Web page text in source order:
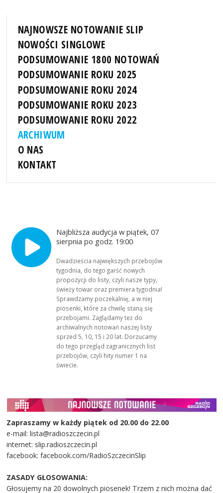
NAJNOWSZE NOTOWANIE SLIP
NOWOŚCI SINGLOWE
PODSUMOWANIE 1800 NOTOWAŃ
PODSUMOWANIE ROKU 2025
PODSUMOWANIE ROKU 2024
PODSUMOWANIE ROKU 2023
PODSUMOWANIE ROKU 2022
ARCHIWUM
O NAS
KONTAKT
Najbliższa audycja w piątek, 07
sierpnia po godz. 19:00
Dwadzieścia największych przebojów
tygodnia, do tego garść nowych
propozycji do listy, czyli nasze typy,
świeży towar oraz premiera tygodnia!
Sprawdzamy poczekalnię, a w niej
piosenki, które za chwilę staną się
przebojami. Zaglądamy też do
archiwalnych notowań naszej listy
sprzed 5, 10, 15 i 20 lat. Dorzucamy
do tego przegląd zagranicznych list
przebojów, czyli hity numer 1 na
świecie.
Zapraszamy w każdy piątek od 20.00 do 22.00
e-mail: lista@radioszczecin.pl
internet: slip.radioszczecin.pl
facebook: facebook.com/RadioSzczecinSlip
ZASADY GŁOSOWANIA:
Głosujemy na 20 dowolnych piosenek! Trzem z nich można dać